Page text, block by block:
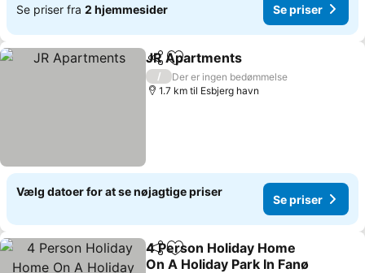
Se priser fra 2 hjemmesider Se priser
Del Føj til favoritter
JR Apartments
/
Der er ingen bedømmelse
1.7 km til Esbjerg havn
Vælg datoer for at se nøjagtige priser
Se priser
Del Føj til favoritter
4 Person Holiday Home
On A Holiday Park In Fanø